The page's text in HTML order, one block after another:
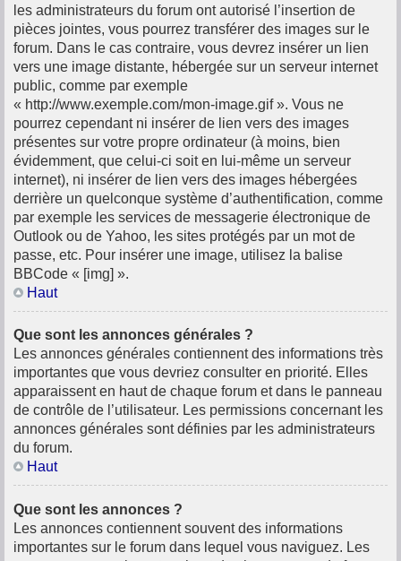
les administrateurs du forum ont autorisé l’insertion de
pièces jointes, vous pourrez transférer des images sur le
forum. Dans le cas contraire, vous devrez insérer un lien
vers une image distante, hébergée sur un serveur internet
public, comme par exemple
« http://www.exemple.com/mon-image.gif ». Vous ne
pourrez cependant ni insérer de lien vers des images
présentes sur votre propre ordinateur (à moins, bien
évidemment, que celui-ci soit en lui-même un serveur
internet), ni insérer de lien vers des images hébergées
derrière un quelconque système d’authentification, comme
par exemple les services de messagerie électronique de
Outlook ou de Yahoo, les sites protégés par un mot de
passe, etc. Pour insérer une image, utilisez la balise
BBCode « [img] ».
Haut
Que sont les annonces générales ?
Les annonces générales contiennent des informations très
importantes que vous devriez consulter en priorité. Elles
apparaissent en haut de chaque forum et dans le panneau
de contrôle de l’utilisateur. Les permissions concernant les
annonces générales sont définies par les administrateurs
du forum.
Haut
Que sont les annonces ?
Les annonces contiennent souvent des informations
importantes sur le forum dans lequel vous naviguez. Les